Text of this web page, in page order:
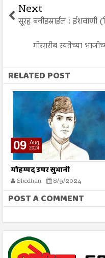
Next
सूरह बनीइस्राईल : ईशवाणी
गोरगरीब रयतेच्या
RELATED POST
09 Aug
2024
मोहम्मद उमर सुभानी
Shodhan 8/9/2024
POST A COMMENT